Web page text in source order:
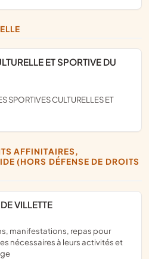
(HORS DÉFENSE DE DROITS
VILLETTE
nécessaires à leurs activités et